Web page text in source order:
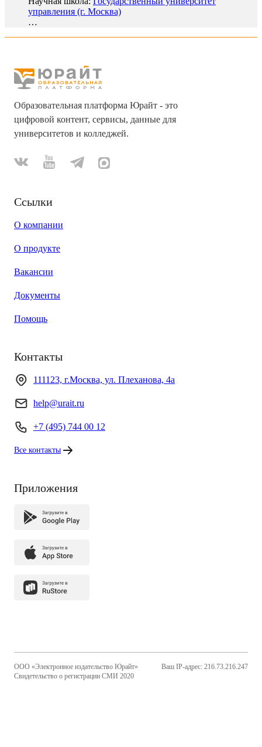
управления (г. Москва)
…
Образовательная платформа Юрайт - это
цифровой контент, сервисы, данные для
университетов и колледжей.
Ссылки
О компании
О продукте
Вакансии
Документы
Помощь
Контакты
111123, г.Москва, ул. Плеханова, 4а
help@urait.ru
+7 (495) 744 00 12
Все контакты
Приложения
ООО «Электронное издательство Юрайт»
Свидетельство о регистрации СМИ 2020
Ваш IP-адрес: 216.73.216.247